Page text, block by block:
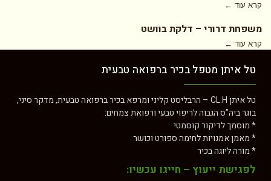
קרא עוד ←
משפחת דרורי – דלקת בוושט
קרא עוד ←
טל איתן מטפל בכיר ברפואה טבעית
טל איתן CL.H – הרבליסט קליני ומרפא בכיר ברפואה טבעית, מדקר סיני,
בוגר ביה”ס הגבוה לריפוי טבעי ורפואת צמחים:
* מוסמך לדיקור קוסמטי
* מאמן אמנויות לחימה ספורט וכושר
* מורה ליוגה בכיר
לפגישת ייעוץ – חייגו עכשיו: